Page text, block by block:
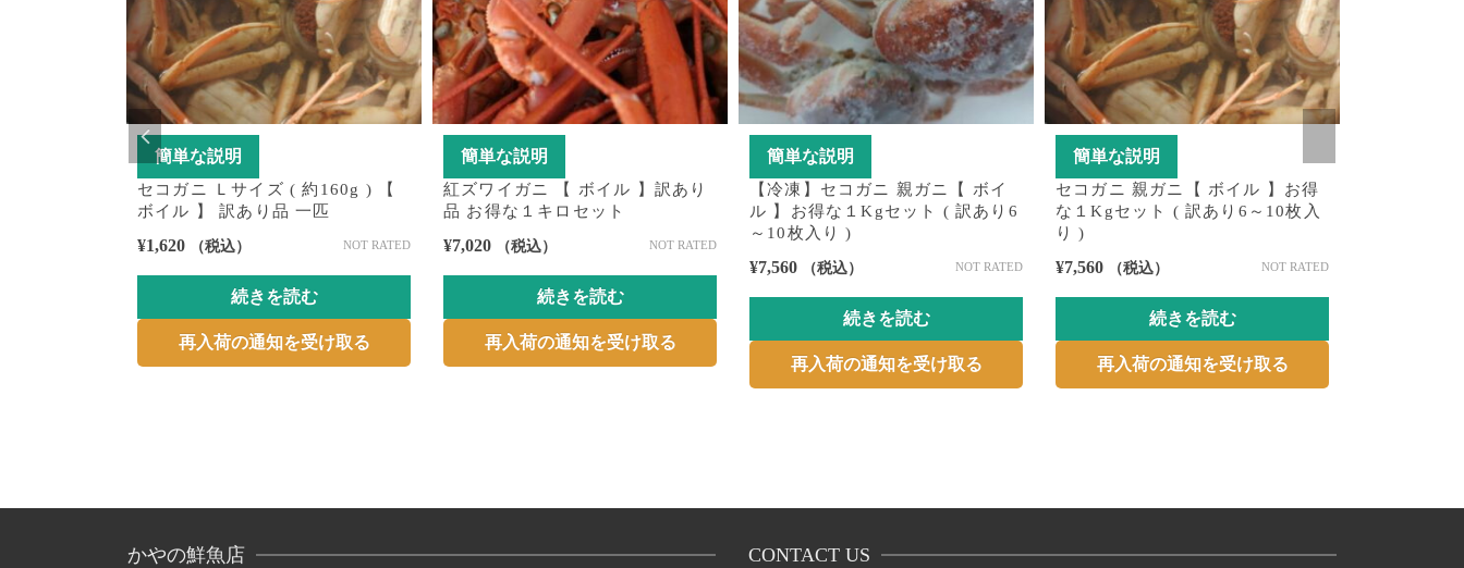
簡単な説明
セコガニ Ｌサイズ ( 約160g ) 【
ボイル 】 訳あり品 一匹
NOT RATED
¥1,620 （税込）
続きを読む
再入荷の通知を受け取る
簡単な説明
紅ズワイガニ 【 ボイル 】訳あり
品 お得な１キロセット
NOT RATED
¥7,020 （税込）
続きを読む
再入荷の通知を受け取る
簡単な説明
【冷凍】セコガニ 親ガニ【 ボイ
ル 】お得な１Kgセット ( 訳あり6
～10枚入り )
NOT RATED
¥7,560 （税込）
続きを読む
再入荷の通知を受け取る
簡単な説明
セコガニ 親ガニ【 ボイル 】お得
な１Kgセット ( 訳あり6～10枚入
り )
NOT RATED
¥7,560 （税込）
続きを読む
再入荷の通知を受け取る
かやの鮮魚店 CONTACT US